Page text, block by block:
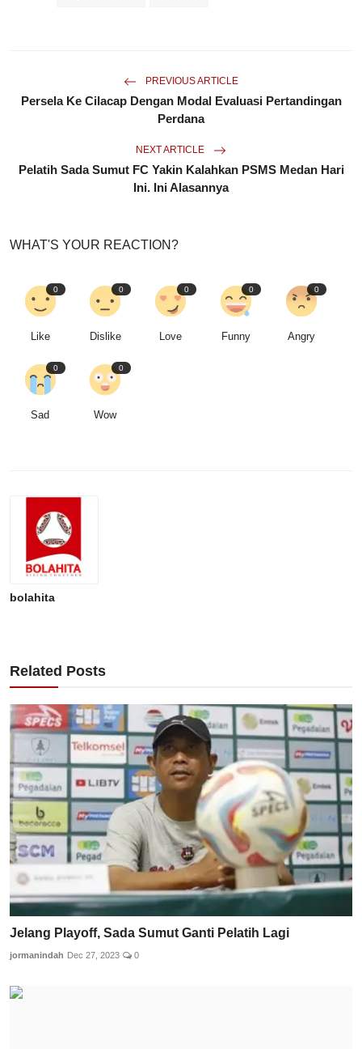
PREVIOUS ARTICLE
Persela Ke Cilacap Dengan Modal Evaluasi Pertandingan
Perdana
NEXT ARTICLE
Pelatih Sada Sumut FC Yakin Kalahkan PSMS Medan Hari
Ini. Ini Alasannya
WHAT'S YOUR REACTION?
0
Like
0
Dislike
0
Love
0
Funny
0
Angry
0
Sad
0
Wow
bolahita
Related Posts
Jelang Playoff, Sada Sumut Ganti Pelatih Lagi
jormanindah Dec 27, 2023 0